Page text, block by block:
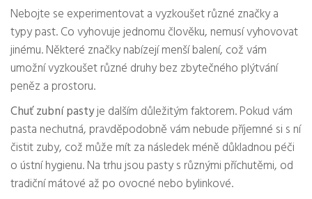
Nebojte se experimentovat a vyzkoušet různé značky a
typy past. Co vyhovuje jednomu člověku, nemusí vyhovovat
jinému. Některé značky nabízejí menší balení, což vám
umožní vyzkoušet různé druhy bez zbytečného plýtvání
peněz a prostoru.
Chuť zubní pastyje dalším důležitým faktorem. Pokud vám
pasta nechutná, pravděpodobně vám nebude příjemné si s ní
čistit zuby, což může mít za následek méně důkladnou péči
o ústní hygienu. Na trhu jsou pasty s různými příchutěmi, od
tradiční mátové až po ovocné nebo bylinkové.